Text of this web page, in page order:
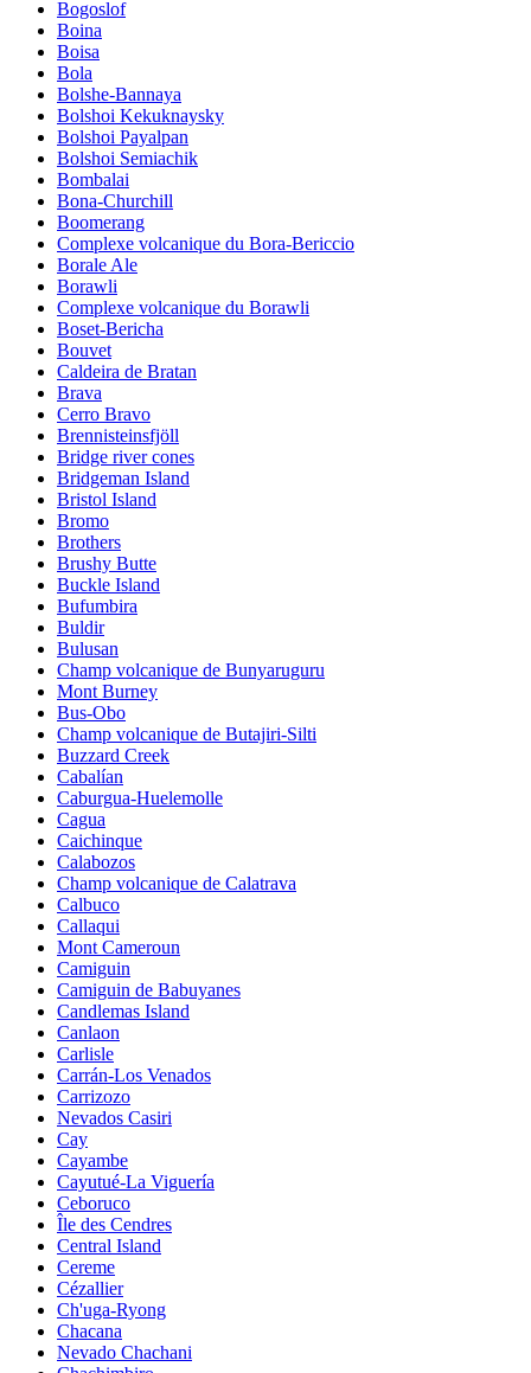
Bogoslof
Boina
Boisa
Bola
Bolshe-Bannaya
Bolshoi Kekuknaysky
Bolshoi Payalpan
Bolshoi Semiachik
Bombalai
Bona-Churchill
Boomerang
Complexe volcanique du Bora-Bericcio
Borale Ale
Borawli
Complexe volcanique du Borawli
Boset-Bericha
Bouvet
Caldeira de Bratan
Brava
Cerro Bravo
Brennisteinsfjöll
Bridge river cones
Bridgeman Island
Bristol Island
Bromo
Brothers
Brushy Butte
Buckle Island
Bufumbira
Buldir
Bulusan
Champ volcanique de Bunyaruguru
Mont Burney
Bus-Obo
Champ volcanique de Butajiri-Silti
Buzzard Creek
Cabalían
Caburgua-Huelemolle
Cagua
Caichinque
Calabozos
Champ volcanique de Calatrava
Calbuco
Callaqui
Mont Cameroun
Camiguin
Camiguin de Babuyanes
Candlemas Island
Canlaon
Carlisle
Carrán-Los Venados
Carrizozo
Nevados Casiri
Cay
Cayambe
Cayutué-La Viguería
Ceboruco
Île des Cendres
Central Island
Cereme
Cézallier
Ch'uga-Ryong
Chacana
Nevado Chachani